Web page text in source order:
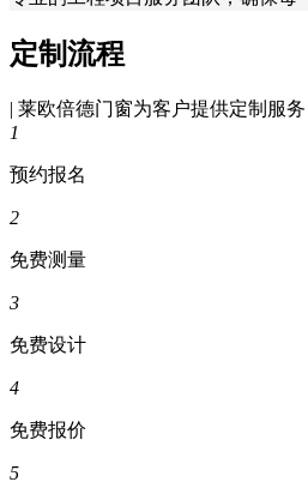
定制流程
| 莱欧倍德门窗为客户提供定制服务
1
预约报名
2
免费测量
3
免费设计
4
免费报价
5